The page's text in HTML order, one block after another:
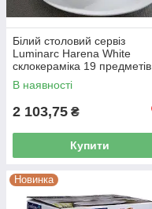
Білий столовий сервіз
Luminarc Harena White
склокераміка 19 предметів
(L3271)
В наявності
2 103,75 ₴
Купити
Новинка